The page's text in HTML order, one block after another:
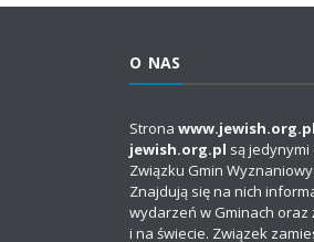
O NAS
Strona www.jewish.org.pl
jewish.org.pl są
Związku Gmin
Znajdują się na nich
wydarzeń w Gminach oraz
i na świecie. Związek